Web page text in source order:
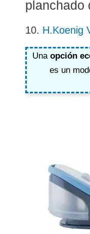
planchado
10. H.Koenig
Una opción
es un